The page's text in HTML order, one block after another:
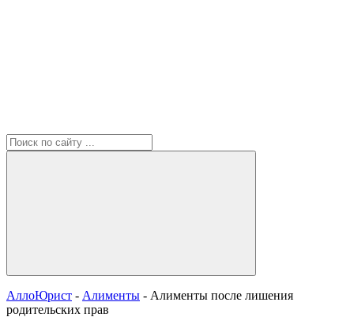
АллоЮрист - Алименты - Алименты после лишения
родительских прав